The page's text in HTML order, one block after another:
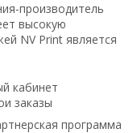
производитель
высокую
NV Print является
кабинет
заказы
программа